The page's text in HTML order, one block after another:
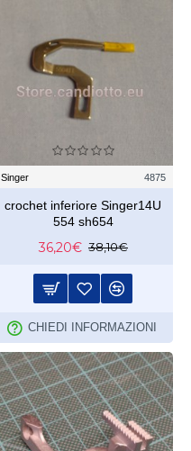
Singer 4875
crochet inferiore Singer14U
554 sh654
36,20€ 38,10€
CHIEDI INFORMAZIONI